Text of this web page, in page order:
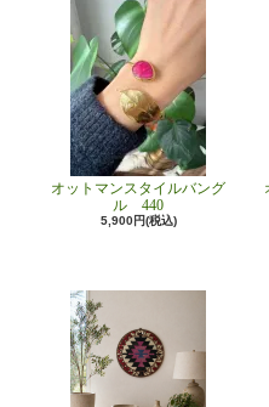
オットマンスタイルバング
ル 440
5,900円(税込)